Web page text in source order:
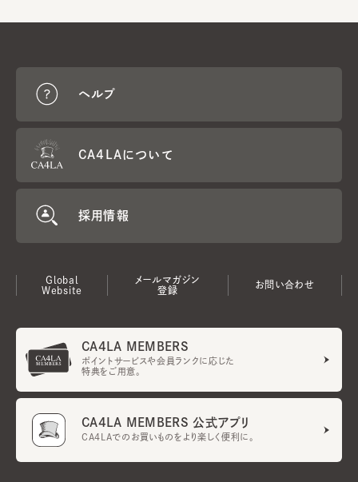
ヘルプ
CA4LAについて
採用情報
Global
Website
メールマガジン
登録
お問い合わせ
CA4LA MEMBERS
ポイントサービスや会員ランクに応じた
特典をご用意。
CA4LA MEMBERS 公式アプリ
CA4LAでのお買いものをより楽しく便利に。